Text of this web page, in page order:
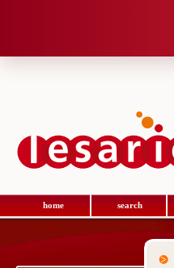
home search